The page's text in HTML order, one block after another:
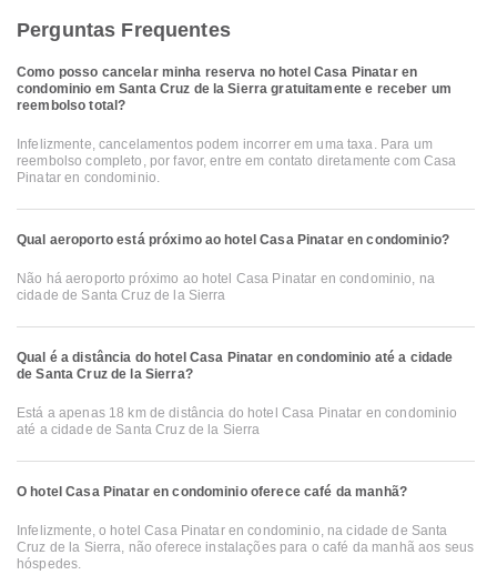
Perguntas Frequentes
Como posso cancelar minha reserva no hotel Casa Pinatar en
condominio em Santa Cruz de la Sierra gratuitamente e receber um
reembolso total?
Infelizmente, cancelamentos podem incorrer em uma taxa. Para um
reembolso completo, por favor, entre em contato diretamente com Casa
Pinatar en condominio.
Qual aeroporto está próximo ao hotel Casa Pinatar en condominio?
Não há aeroporto próximo ao hotel Casa Pinatar en condominio, na
cidade de Santa Cruz de la Sierra
Qual é a distância do hotel Casa Pinatar en condominio até a cidade
de Santa Cruz de la Sierra?
Está a apenas 18 km de distância do hotel Casa Pinatar en condominio
até a cidade de Santa Cruz de la Sierra
O hotel Casa Pinatar en condominio oferece café da manhã?
Infelizmente, o hotel Casa Pinatar en condominio, na cidade de Santa
Cruz de la Sierra, não oferece instalações para o café da manhã aos seus
hóspedes.